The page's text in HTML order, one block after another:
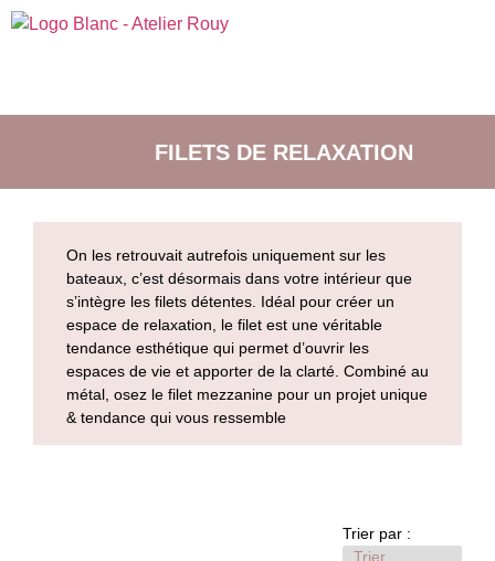
FILETS DE RELAXATION
On les retrouvait autrefois uniquement sur les
bateaux, c’est désormais dans votre intérieur que
s’intègre les filets détentes. Idéal pour créer un
espace de relaxation, le filet est une véritable
tendance esthétique qui permet d’ouvrir les
espaces de vie et apporter de la clarté. Combiné au
métal, osez le filet mezzanine pour un projet unique
& tendance qui vous ressemble
Trier par :